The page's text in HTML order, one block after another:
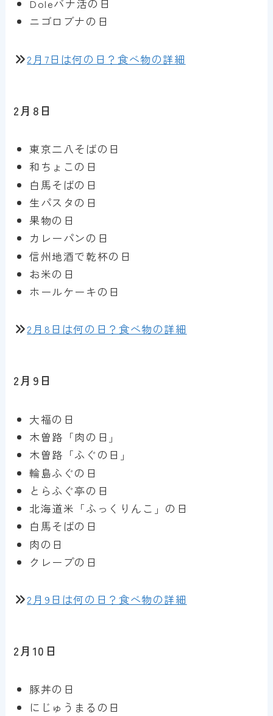
Doleバナ活の日
ニゴロブナの日
2月7日は何の日？食べ物の詳細
2月8日
東京二八そばの日
和ちょこの日
白馬そばの日
生パスタの日
果物の日
カレーパンの日
信州地酒で乾杯の日
お米の日
ホールケーキの日
2月8日は何の日？食べ物の詳細
2月9日
大福の日
木曽路「肉の日」
木曽路「ふぐの日」
輪島ふぐの日
とらふぐ亭の日
北海道米「ふっくりんこ」の日
白馬そばの日
肉の日
クレープの日
2月9日は何の日？食べ物の詳細
2月10日
豚丼の日
にじゅうまるの日